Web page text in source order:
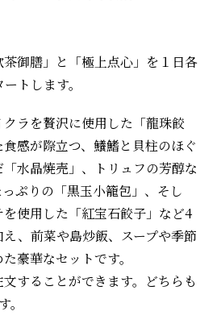
御膳」と「極上点心」を１日各
トします。
ラを贅沢に使用した「龍珠餃
感が際立つ、鱶鰭と貝柱のほぐ
水晶焼売」、トリュフの芳醇な
ぷりの「黒玉小籠包」、そし
使用した「紅宝石餃子」など4
、前菜や島炒飯、スープや季節
豪華なセットです。
することができます。どちらも